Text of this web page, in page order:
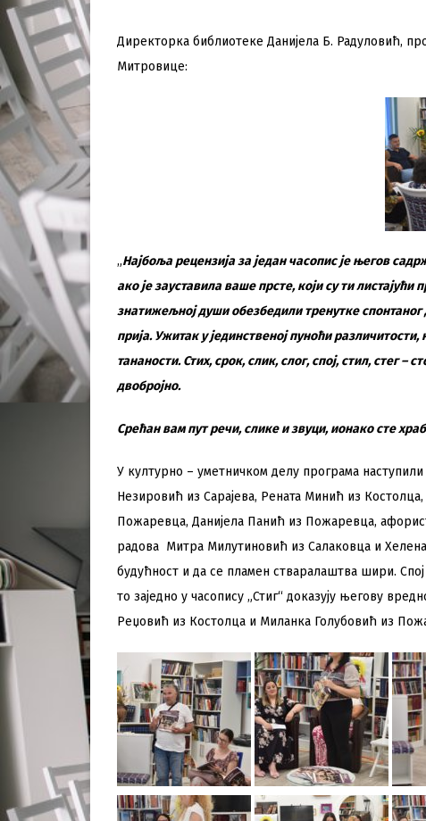
Директорка библиотеке Данијела Б. Радуловић,
Митровице:
„Најбоља рецензија за један часопис је његов
ако је зауставила ваше прсте, који су ти
знатижељној души обезбедили тренутке спонтаног
прија. Ужитак у јединственој пуноћи
тананости. Стих, срок, слик, слог, спој, стил, стег –
двобројно.
Срећан вам пут речи, слике и звуци, ионако сте
У културно – уметничком делу програма наступили
Незировић из Сарајева, Рената Минић из
Пожаревца, Данијела Панић из Пожаревца,
радова Митра Милутиновић из Салаковца и
будућност и да се пламен стваралаштва шири.
то заједно у часопису „Стиг“ доказују његову
Реџовић из Костолца и Миланка Голубовић из